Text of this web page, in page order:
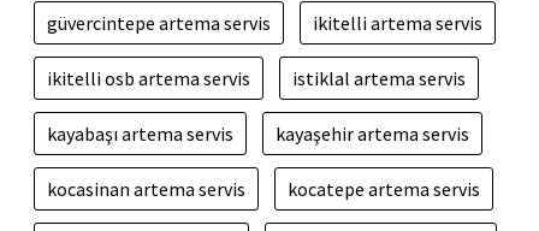
güvercintepe artema servis ikitelli artema servis
ikitelli osb artema servis istiklal artema servis
kayabaşı artema servis kayaşehir artema servis
kocasinan artema servis kocatepe artema servis